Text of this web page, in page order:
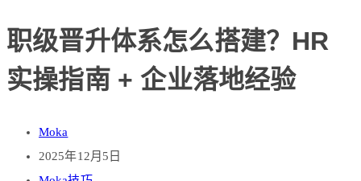
职级晋升体系怎么搭建？HR
实操指南 + 企业落地经验
Moka
2025年12月5日